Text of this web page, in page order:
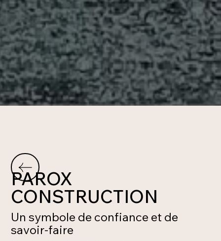
PAROX
CONSTRUCTION
Un symbole de confiance et de
savoir-faire